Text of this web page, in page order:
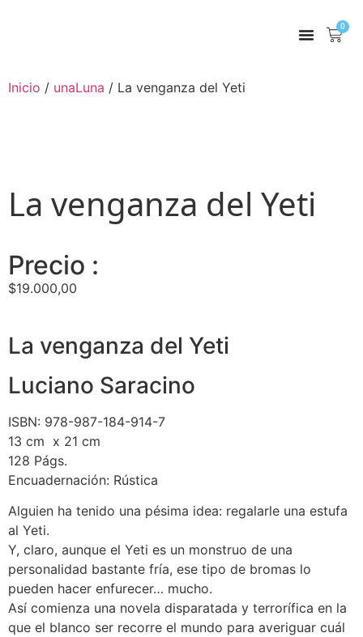
0
Inicio / unaLuna / La venganza del Yeti
La venganza del Yeti
Precio :
$19.000,00
La venganza del Yeti
Luciano Saracino
ISBN: 978-987-184-914-7
13 cm x 21 cm
128 Págs.
Encuadernación: Rústica
Alguien ha tenido una pésima idea: regalarle una estufa
al Yeti.
Y, claro, aunque el Yeti es un monstruo de una
personalidad bastante fría, ese tipo de bromas lo
pueden hacer enfurecer… mucho.
Así comienza una novela disparatada y terrorífica en la
que el blanco ser recorre el mundo para averiguar cuál